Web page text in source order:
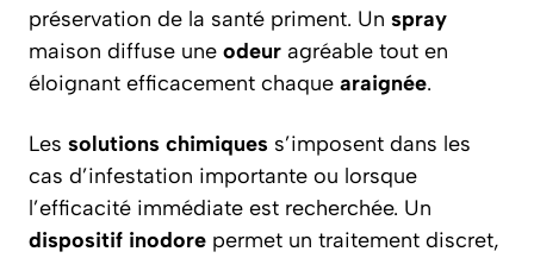
préservation de la santé priment. Un spray
maison diffuse une odeur agréable tout en
éloignant efficacement chaque araignée.
Les solutions chimiques s’imposent dans les
cas d’infestation importante ou lorsque
l’efficacité immédiate est recherchée. Un
dispositif inodore permet un traitement discret,